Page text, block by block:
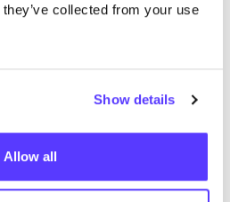
collected from your use
Show details
Allow all